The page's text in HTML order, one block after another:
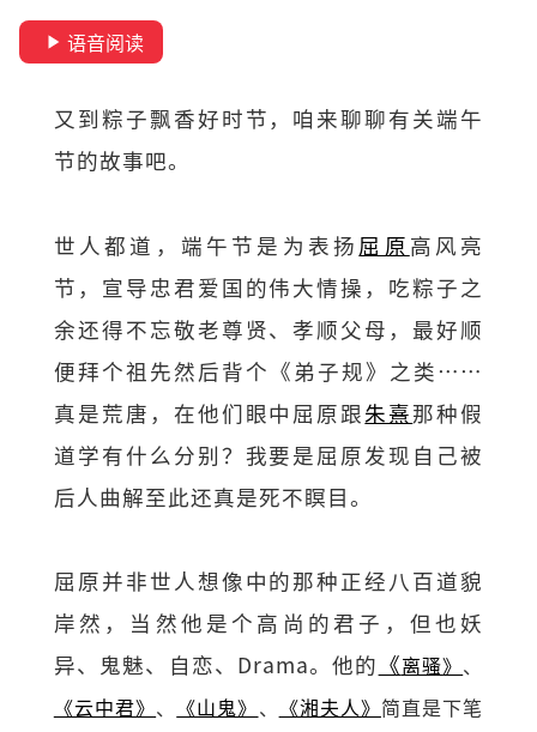
语音阅读
又到粽子飘香好时节，咱来聊聊有关端午
节的故事吧。
世人都道，端午节是为表扬 屈原 高风亮
节，宣导忠君爱国的伟大情操，吃粽子之
余还得不忘敬老尊贤、孝顺父母，最好顺
便拜个祖先然后背个《弟子规》之类……
真是荒唐，在他们眼中屈原跟朱熹那种假
道学有什么分别？我要是屈原发现自己被
后人曲解至此还真是死不瞑目。
屈原并非世人想像中的那种正经八百道貌
岸然，当然他是个高尚的君子，但也妖
异、鬼魅、自恋、Drama。他的 《离骚》 、
《云中君》 、 《山鬼》 、 《湘夫人》 简直是下笔